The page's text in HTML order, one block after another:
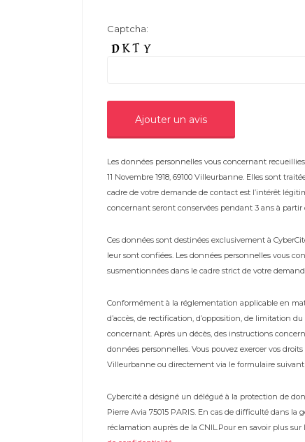
Captcha:
Les données personnelles vous concernant
11 Novembre 1918, 69100 Villeurbanne. Elles sont
cadre de votre demande de contact est l’intérêt
concernant seront conservées pendant 3 ans à partir
Ces données sont destinées exclusivement à
leur sont confiées. Les données personnelles vous
susmentionnées dans le cadre strict de votre
Conformément à la réglementation applicable en
d’accès, de rectification, d’opposition, de limitation
concernant. Après un décès, des instructions
données personnelles. Vous pouvez exercer vos droits
Villeurbanne ou directement via le formulaire suivant
Cybercité a désigné un délégué à la protection de
Pierre Avia 75015 PARIS. En cas de difficulté dans
réclamation auprès de la CNIL.Pour en savoir plus